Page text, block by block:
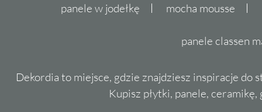
panele w jodełkę mocha mousse
panele classen
Dekordia to miejsce, gdzie znajdziesz inspiracje do
Kupisz płytki, panele,